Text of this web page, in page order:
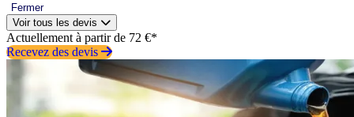
Fermer
Voir tous les devis
Actuellement à partir de 72 €*
Recevez des devis